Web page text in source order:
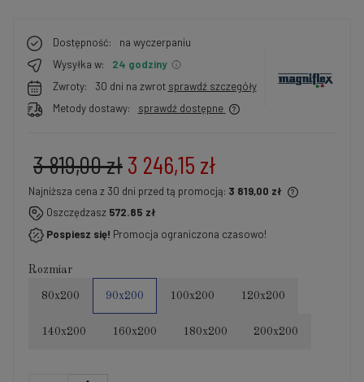
Dostępność:
na wyczerpaniu
Wysyłka w:
24 godziny
Zwroty:
30 dni na zwrot sprawdź szczegóły
Metody dostawy:
sprawdź dostępne
3 246,15 zł
3 819,00 zł
Najniższa cena z 30 dni przed tą promocją: 3 819,00 zł
Jeżeli produkt jest sprzedawany krócej niż 30 dni,
wyświetlana jest najniższa cena od momentu, kiedy
produkt pojawił się w sprzedaży.
Oszczędzasz 572.85 zł
Pospiesz się! Promocja ograniczona czasowo!
Rozmiar
80x200 90x200 100x200 120x200
140x200 160x200 180x200 200x200